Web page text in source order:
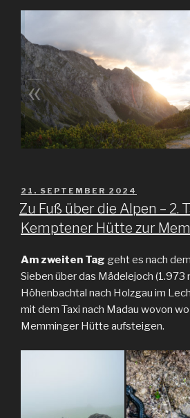
«
VERÖFFENTLICHT
AM
21. SEPTEMBER 2024
Zu Fuß über die Alpen – 2.
Kemptener Hütte zur
Am zweiten Tag geht es nach
Sieben über das Mädelejoch (1.973
Höhenbachtal nach Holzgau im
mit dem Taxi nach Madau wovon
Memminger Hütte aufsteigen.